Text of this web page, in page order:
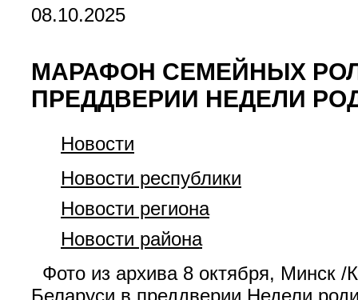
08.10.2025
МАРАФОН СЕМЕЙНЫХ
ПРЕДДВЕРИИ НЕДЕЛИ
Новости
Новости республики
Новости региона
Новости района
Фото из архива 8 октября, Минск
Беларуси в преддверии Недели